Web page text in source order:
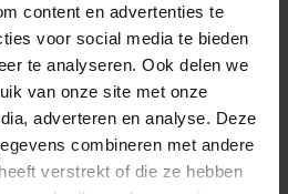
content en advertenties te
voor social media te bieden
te analyseren. Ook delen we
van onze site met onze
adverteren en analyse. Deze
combineren met andere
verstrekt of die ze hebben
Lichtkleuren en
jou flexibiliteit in
varieert van
, met bijbehorende